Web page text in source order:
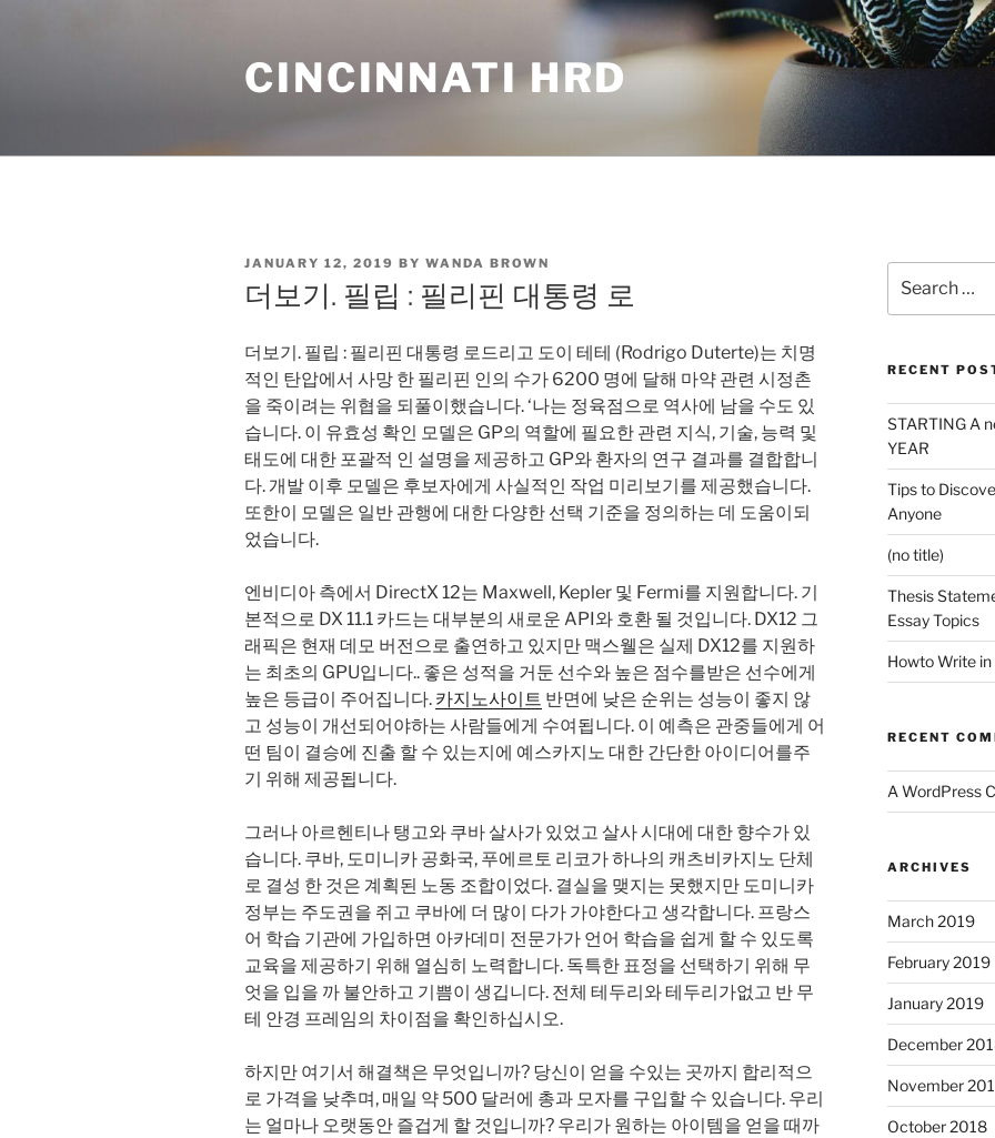
CINCINNATI HRD
POSTED
JANUARY 12, 2019 BY WANDA BROWN
더보기. 필립 : 필리핀 대통령 로
더보기. 필립 : 필리핀 대통령 로드리고 도이 테테 (Rodrigo Duterte)는 치명
적인 탄압에서 사망 한 필리핀 인의 수가 6200 명에 달해 마약 관련 시정촌
을 죽이려는 위협을 되풀이했습니다. ‘나는 정육점으로 역사에 남을 수도 있
습니다. 이 유효성 확인 모델은 GP의 역할에 필요한 관련 지식, 기술, 능력 및
태도에 대한 포괄적 인 설명을 제공하고 GP와 환자의 연구 결과를 결합합니
다. 개발 이후 모델은 후보자에게 사실적인 작업 미리보기를 제공했습니다.
또한이 모델은 일반 관행에 대한 다양한 선택 기준을 정의하는 데 도움이되
었습니다.
엔비디아 측에서 DirectX 12는 Maxwell, Kepler 및 Fermi를 지원합니다. 기
본적으로 DX 11.1 카드는 대부분의 새로운 API와 호환 될 것입니다. DX12 그
래픽은 현재 데모 버전으로 출연하고 있지만 맥스웰은 실제 DX12를 지원하
는 최초의 GPU입니다.. 좋은 성적을 거둔 선수와 높은 점수를받은 선수에게
높은 등급이 주어집니다. 카지노사이트 반면에 낮은 순위는 성능이 좋지 않
고 성능이 개선되어야하는 사람들에게 수여됩니다. 이 예측은 관중들에게 어
떤 팀이 결승에 진출 할 수 있는지에 예스카지노 대한 간단한 아이디어를주
기 위해 제공됩니다.
그러나 아르헨티나 탱고와 쿠바 살사가 있었고 살사 시대에 대한 향수가 있
습니다. 쿠바, 도미니카 공화국, 푸에르토 리코가 하나의 캐츠비카지노 단체
로 결성 한 것은 계획된 노동 조합이었다. 결실을 맺지는 못했지만 도미니카
정부는 주도권을 쥐고 쿠바에 더 많이 다가 가야한다고 생각합니다. 프랑스
어 학습 기관에 가입하면 아카데미 전문가가 언어 학습을 쉽게 할 수 있도록
교육을 제공하기 위해 열심히 노력합니다. 독특한 표정을 선택하기 위해 무
엇을 입을 까 불안하고 기쁨이 생깁니다. 전체 테두리와 테두리가없고 반 무
테 안경 프레임의 차이점을 확인하십시오.
하지만 여기서 해결책은 무엇입니까? 당신이 얻을 수있는 곳까지 합리적으
로 가격을 낮추며, 매일 약 500 달러에 총과 모자를 구입할 수 있습니다. 우리
는 얼마나 오랫동안 즐겁게 할 것입니까? 우리가 원하는 아이템을 얻을 때까
for:
RECENT
STARTING A
YEAR
Tips to
Anyone
(no title)
Thesis
Essay Topics
Howto Write
RECENT
A WordPress
ARCHIVES
March 2019
February 2019
January 2019
December
November
October 2018